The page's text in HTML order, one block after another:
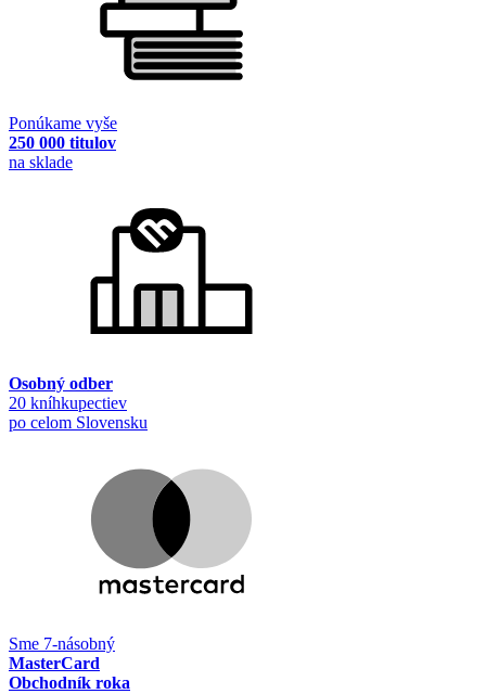
Ponúkame vyše
250 000 titulov
na sklade
Osobný odber
20 kníhkupectiev
po celom Slovensku
Sme 7-násobný
MasterCard
Obchodník roka